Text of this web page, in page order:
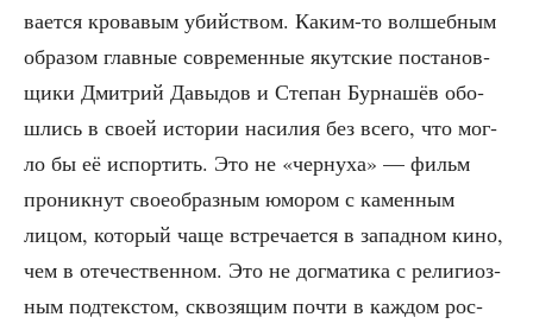
ва­ет­ся кро­ва­вым убий­ством. Каким-то вол­шеб­ным
обра­зом глав­ные совре­мен­ные якут­ские поста­нов­
щи­ки Дмит­рий Давы­дов и Сте­пан Бур­на­шёв обо­
шлись в сво­ей исто­рии наси­лия без все­го, что мог­
ло бы её испор­тить. Это не «чер­ну­ха» — фильм
про­ник­нут свое­об­раз­ным юмо­ром с камен­ным
лицом, кото­рый чаще встре­ча­ет­ся в запад­ном кино,
чем в оте­че­ствен­ном. Это не дог­ма­ти­ка с рели­ги­оз­
ным под­тек­стом, скво­зя­щим почти в каж­дом рос­